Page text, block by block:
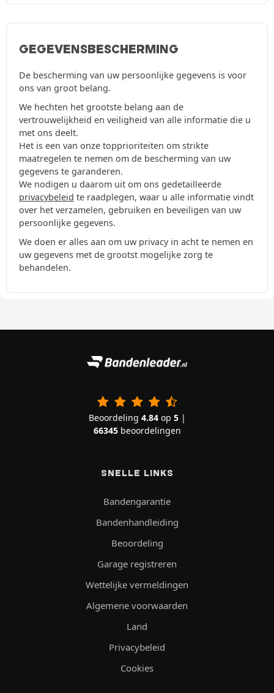
GEGEVENSBESCHERMING
De bescherming van uw persoonlijke gegevens is voor
ons van groot belang.
We hechten het grootste belang aan de
vertrouwelijkheid en veiligheid van alle informatie die u
met ons deelt.
Het is een van onze topprioriteiten om strikte
maatregelen te nemen om de bescherming van uw
gegevens te garanderen.
We nodigen u daarom uit om ons gedetailleerde
privacybeleid te raadplegen, waar u alle informatie vindt
over het verzamelen, gebruiken en beveiligen van uw
persoonlijke gegevens.
We doen er alles aan om uw privacy in acht te nemen en
uw gegevens met de grootst mogelijke zorg te
behandelen.
Beoordeling 4.84op 5|
66345beoordelingen
SNELLE LINKS
Bandengarantie
Bandenhandleiding
Beoordeling
Garage registreren
Wettelijke vermeldingen
Algemene voorwaarden
Land
Privacybeleid
Cookies